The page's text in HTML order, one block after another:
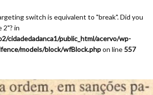
switch is equivalent to "break". Did you
2"? in
cidadedadanca1/public_html/acervo/wp-
models/block/wfBlock.phpon line557
Dança de Joinville - 9a. Edição - 1991